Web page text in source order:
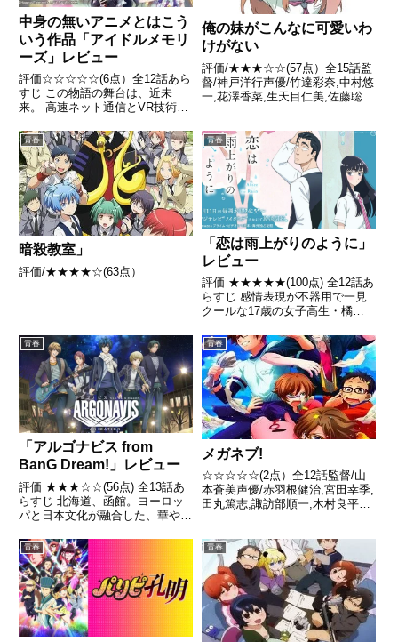
中身の無いアニメとはこう
いう作品「アイドルメモリ
ーズ」レビュー
評価☆☆☆☆☆(6点）全12話あら
すじ この物語の舞台は、近未
来。 高速ネット通信とVR技術の
アルな旅行体験やライブ体験が一
般化している。アイドル活動もそ
の在り方を変え、主にネットを介
したVR空間が活動の起点と...
俺の妹がこんなに可愛いわ
けがない
評価/★★★☆☆(57点）全15話監
督/神戸洋行声優/竹達彩奈,中村悠
一,花澤香菜,生天目仁美,佐藤聡美
通の人生を志向する男子高校生・
高坂京介は、数年前から中学生の
妹・ 高坂桐乃か...
青春
暗殺教室」
評価/★★★★☆(63点）
青春
「恋は雨上がりのように」
レビュー
評価 ★★★★★(100点) 全12話あ
らすじ 感情表現が不器用で一見
クールな17歳の女子高生・橘あ
ミレス『cafeレストラン ガーデ
ン』の店長である45歳の近藤正
己に密かに想いを寄せている引
用- Wikipe...
青春
「アルゴナビス from
BanG Dream!」レビュー
評価 ★★★☆☆(56点) 全13話あ
らすじ 北海道、函館。ヨーロッ
パと日本文化が融合した、華やか
生・七星 蓮は、幼い頃に見たラ
イブステージの熱狂を忘れられな
いまま毎日を孤独に過ごしてい
た。引用- Wikiped...
青春
メガネブ!
☆☆☆☆☆(2点）全12話監督/山
本蒼美声優/赤羽根健治,宮田幸季,
田丸篤志,諏訪部順一,木村良平ほ
業高校には「メガネ部」という部
が存在する。部員全員が眼鏡を掛
け、そこでは女性の裸...
青春 青春